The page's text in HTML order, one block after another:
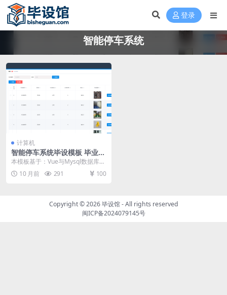
登录
智能停车系统
计算机
智能停车系统毕设模板 毕业设
计模板及毕业论文
本模板基于：Vue与Mysql数据库开
发 系统功能实现 进入到这个环节，
也就可以...
10 月前 291 100
Copyright © 2026毕设馆- All rights reserved
闽ICP备2024079145号